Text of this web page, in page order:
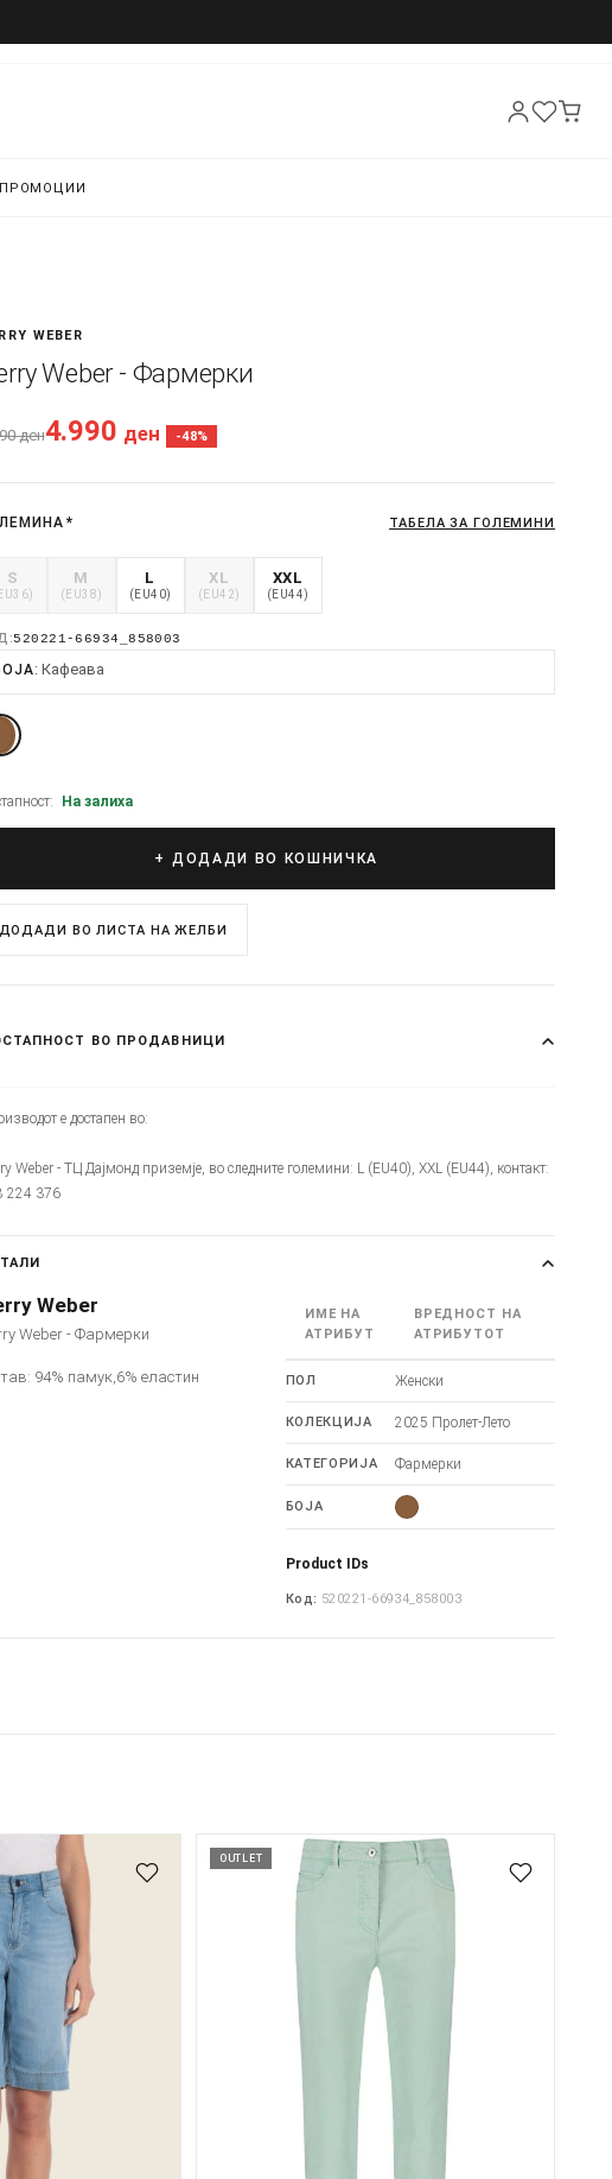
ПРОМОЦИИ
WEBER
Weber - Фармерки
ден4.990 ден -48%
* ТАБЕЛА ЗА ГОЛЕМИНИ
S M
(EU38)
L
(EU40)
XL
(EU42)
XXL
(EU44)
520221-66934_858003
Кафеава
На залиха
+ ДОДАДИ ВО КОШНИЧКА
ДОДАДИ ВО ЛИСТА НА ЖЕЛБИ
ВО ПРОДАВНИЦИ
е достапен во:
Weber - ТЦ Дајмонд приземје, во следните големини: L (EU40), XXL (EU44), контакт:
224 376
Weber
Weber - Фармерки
94% памук,6% еластин
ИМЕ НА
АТРИБУТ
ВРЕДНОСТ НА
АТРИБУТОТ
ПОЛ Женски
КОЛЕКЦИЈА 2025 Пролет-Лето
КАТЕГОРИЈА Фармерки
БОЈА
Product IDs
Код: 520221-66934_858003
OUTLET